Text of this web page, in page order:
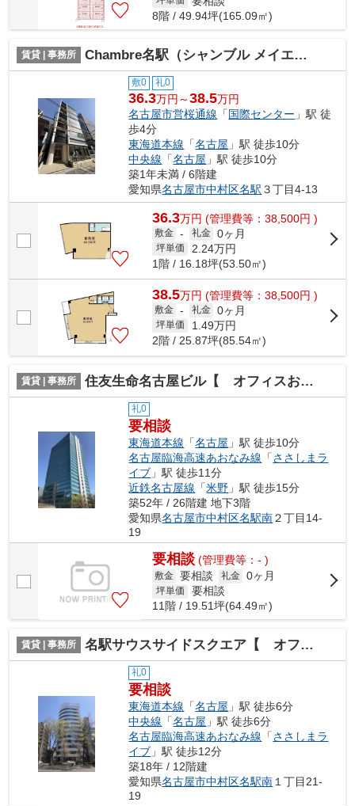
8階 / 49.94坪(165.09㎡)
賃貸 | 事務所 Chambre名駅（シャンブル メイエキ）【 オフィスおすすめ 】
敷0 礼0
36.3万円～38.5万円
名古屋市営桜通線 「国際センター 」駅 徒
歩4分
東海道本線 「名古屋 」駅 徒歩10分
中央線 「名古屋 」駅 徒歩10分
築1年未満 / 6階建
愛知県名古屋市中村区名駅 ３丁目4-13
36.3万円 (管理費等：38,500円 )
敷金 - 礼金 0ヶ月
坪単価 2.24万円
1階 / 16.18坪(53.50㎡)
38.5万円 (管理費等：38,500円 )
敷金 - 礼金 0ヶ月
坪単価 1.49万円
2階 / 25.87坪(85.54㎡)
賃貸 | 事務所 住友生命名古屋ビル【 オフィスおすすめ 】
礼0
要相談
東海道本線 「名古屋 」駅 徒歩10分
名古屋臨海高速あおなみ線 「ささしまラ
イブ 」駅 徒歩11分
近鉄名古屋線 「米野 」駅 徒歩15分
築52年 / 26階建 地下3階
愛知県名古屋市中村区名駅南２丁目14-
19
要相談 (管理費等：- )
敷金 要相談 礼金 0ヶ月
坪単価
要相談
11階 / 19.51坪(64.49㎡)
賃貸 | 事務所 名駅サウスサイドスクエア【 オフィスおすすめ 】
礼0
要相談
東海道本線 「名古屋 」駅 徒歩6分
中央線 「名古屋 」駅 徒歩6分
名古屋臨海高速あおなみ線 「ささしまラ
イブ 」駅 徒歩12分
築18年 / 12階建
愛知県名古屋市中村区名駅南１丁目21-
19